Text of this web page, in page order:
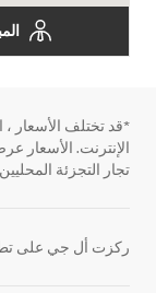
*قد تختلف الأسعار
الإنترنت. الأسعار
تجار التجزئة